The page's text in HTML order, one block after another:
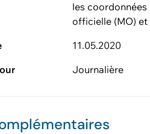
les
officielle (MO) et
11.05.2020
Journalière